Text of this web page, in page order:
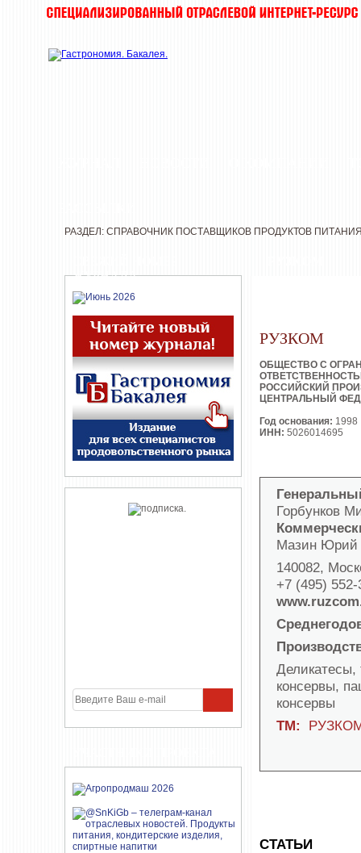
ЖУРНАЛА
РАЗДЕЛ: СПРАВОЧНИК ПОСТАВЩИКОВ ПРОДУКТОВ
РУЗКОМ
ОБЩЕСТВО С
РОССИЙСКИЙ
ЦЕНТРАЛЬНЫЙ
Год основания: 1998
ИНН: 5026014695
Горбунков
Мазин Юрий
140082,
+7 (495)
консервы,
консервы
ТМ:
СТАТЬИ